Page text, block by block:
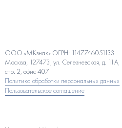
ООО «МКзнак» ОГРН: 1147746051133
Москва, 127473, ул. Селезневская, д. 11А,
стр. 2, офис 407
Политика обработки персональных данных
Пользовательское соглашение